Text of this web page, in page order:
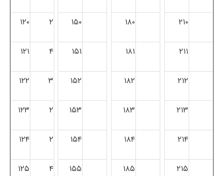
۲۱۰ ۱۸۰ ۱۵۰ ۲ ۱۲۰
۲۱۱ ۱۸۱ ۱۵۱ ۴ ۱۲۱
۲۱۲ ۱۸۲ ۱۵۲ ۳ ۱۲۲
۲۱۳ ۱۸۳ ۱۵۳ ۲ ۱۲۳
۲۱۴ ۱۸۴ ۱۵۴ ۲ ۱۲۴
۲۱۵ ۱۸۵ ۱۵۵ ۴ ۱۲۵